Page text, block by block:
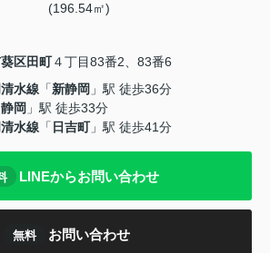
(196.54㎡)
区田町４丁目83番2、83番6
水線 「新静岡 」駅 徒歩36分
静岡 」駅 徒歩33分
水線 「 日吉町」駅 徒歩41分
LINEからお問い合わせ
無料 お問い合わせ